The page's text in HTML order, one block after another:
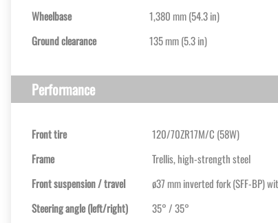
Wheelbase
1,380 mm (54.3 in)
Ground clearance
135 mm (5.3 in)
Performance
Front tire
120/70ZR17M/C (58W)
Frame
Trellis, high-strength steel
Front suspension / travel
ø37 mm inverted fork (SFF-BP)
Steering angle (left/right)
35° / 35°